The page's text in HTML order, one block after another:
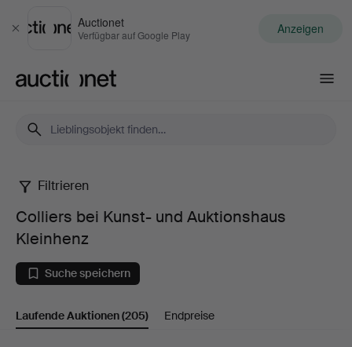
Schließen
Auctionet
Verfügbar auf Google Play Anzeigen
Colliers
bei
Kunst-
und
Filtrieren
Colliers bei Kunst- und Auktionshaus
Kleinhenz
Suche speichern
Laufende Auktionen(205) Endpreise